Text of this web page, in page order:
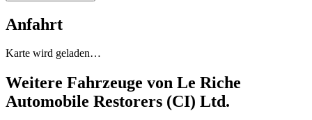
Anfahrt
Karte wird geladen…
Weitere Fahrzeuge von Le Riche
Automobile Restorers (CI) Ltd.